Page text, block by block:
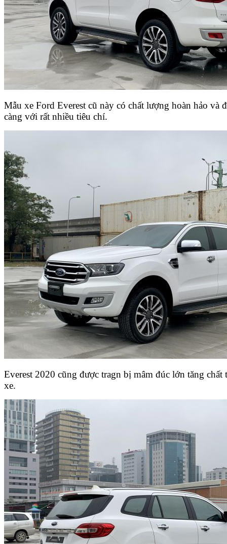
Mẫu xe Ford Everest cũ này có chất lượng hoàn hảo và
càng với rất nhiều tiêu chí.
Everest 2020 cũng được tragn bị mâm đúc lớn tăng chất
xe.